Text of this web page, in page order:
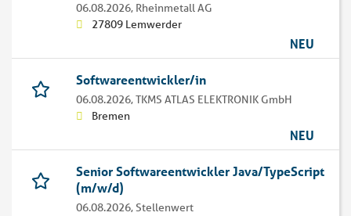
06.08.2026, Rheinmetall AG
27809 Lemwerder
NEU
Softwareentwickler/in
06.08.2026,TKMS ATLAS ELEKTRONIK GmbH
Bremen
NEU
Senior Softwareentwickler Java/TypeScript
(m/w/d)
06.08.2026,Stellenwert